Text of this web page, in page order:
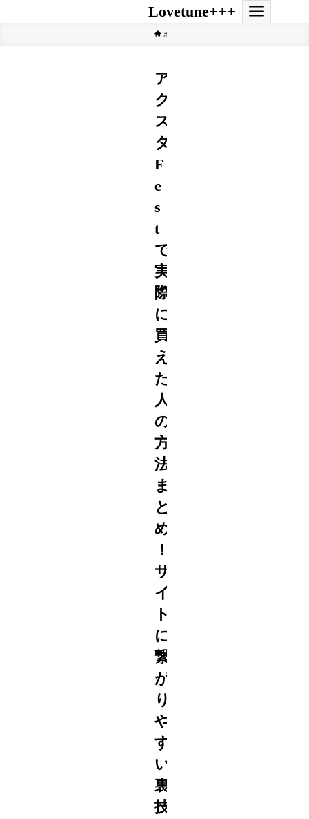
Lovetune+++
ホーム
ア
ク
ス
タ
F
e
s
t
で
実
際
に
買
え
た
人
の
方
法
ま
と
め
！
サ
イ
ト
に
繋
が
り
や
す
い
裏
技